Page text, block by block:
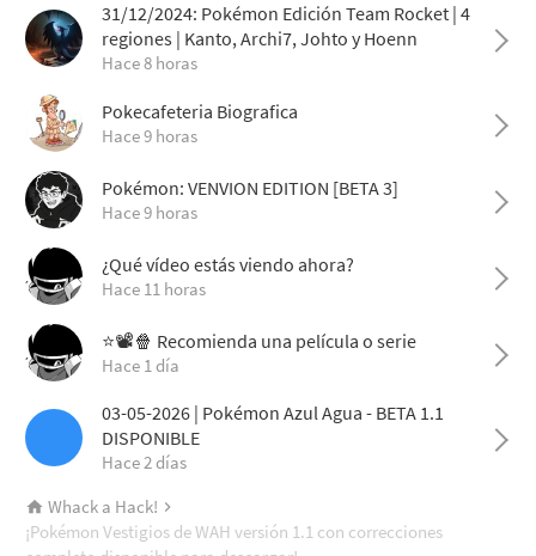
31/12/2024: Pokémon Edición Team Rocket | 4
regiones | Kanto, Archi7, Johto y Hoenn
Hace 8 horas
Pokecafeteria Biografica
Hace 9 horas
Pokémon: VENVION EDITION [BETA 3]
Hace 9 horas
¿Qué vídeo estás viendo ahora?
Hace 11 horas
⭐📽️🍿 Recomienda una película o serie
Hace 1 día
03-05-2026 | Pokémon Azul Agua - BETA 1.1
DISPONIBLE
Hace 2 días
Whack a Hack!
¡Pokémon Vestigios de WAH versión 1.1 con correcciones